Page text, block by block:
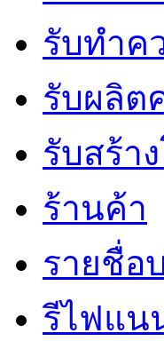
รับทำค
รับผลิต
รับสร้า
ร้านค้า
รายชื่อ
รีไฟแน